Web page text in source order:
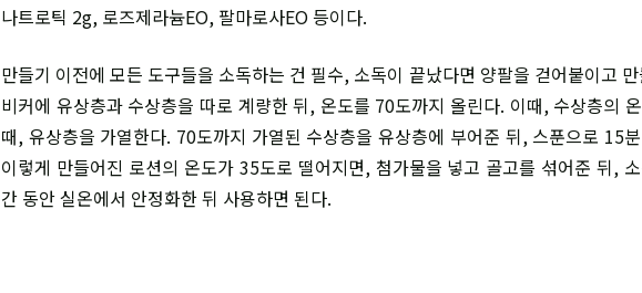
나트로틱 2g, 로즈제라늄EO, 팔마로사EO 등이다.
만들기 이전에 모든 도구들을 소독하는 건 필수, 소독이 끝났다면 양팔을 걷어붙이고
비커에 유상층과 수상층을 따로 계량한 뒤, 온도를 70도까지 올린다. 이때, 수상층의
때, 유상층을 가열한다. 70도까지 가열된 수상층을 유상층에 부어준 뒤, 스푼으로 15
이렇게 만들어진 로션의 온도가 35도로 떨어지면, 첨가물을 넣고 골고를 섞어준 뒤,
간 동안 실온에서 안정화한 뒤 사용하면 된다.